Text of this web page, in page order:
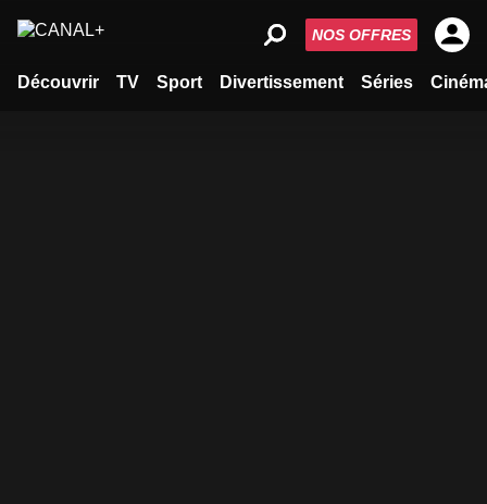
Découvrir TV Sport Divertissement Séries
NOS OFFRES